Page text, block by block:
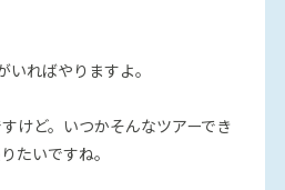
ればやりますよ。
けど。いつかそんなツアーでき
たいですね。